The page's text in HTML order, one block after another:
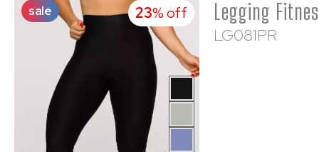
sale 23% off
LG081PR